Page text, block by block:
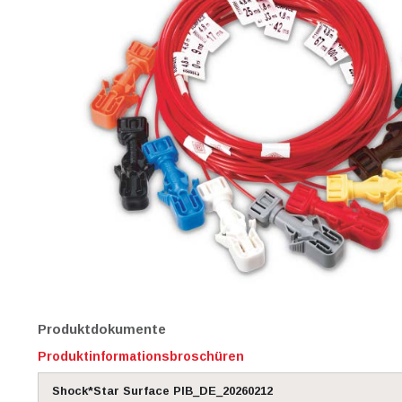
Produktdokumente
Produktinformationsbroschüren
Shock*Star Surface PIB_DE_20260212